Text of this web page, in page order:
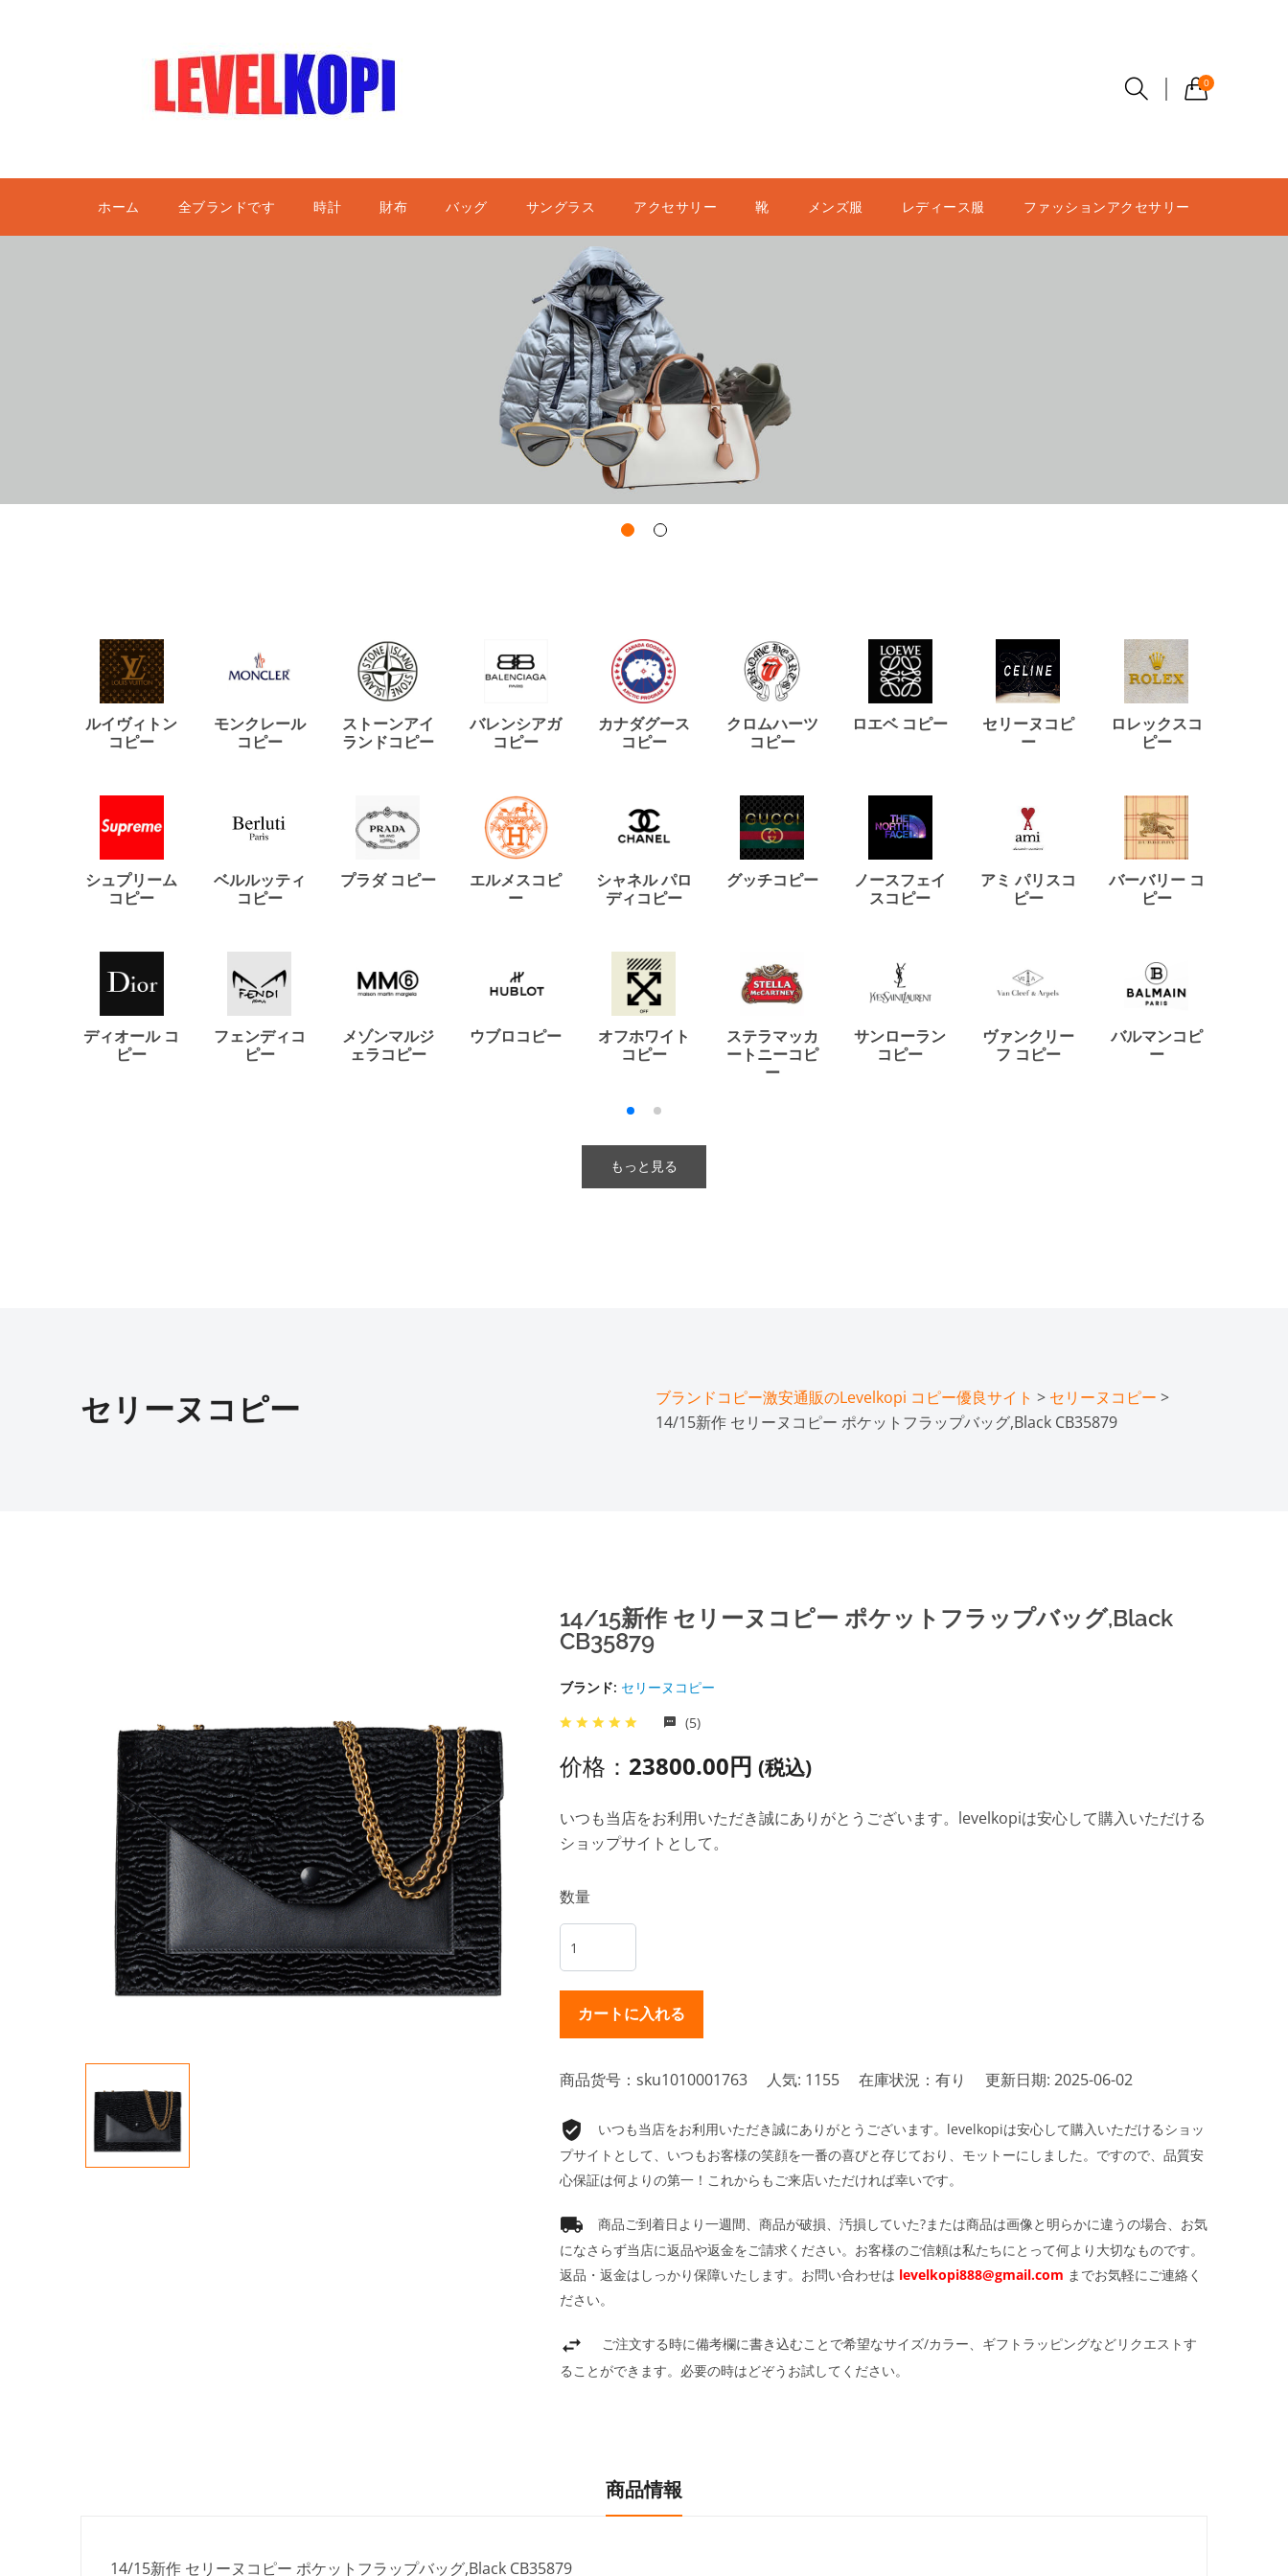
0
ホーム 全ブランドです 時計 財布 バッグ サングラス アクセサリー 靴 メンズ服 レディース服 ファッションアクセサリー
ルイヴィトン
コピー
モンクレール
コピー
ストーンアイ
ランドコピー
バレンシアガ
コピー
カナダグース
コピー
クロムハーツ
コピー
ロエベ コピー
セリーヌコピ
ー
ロレックスコ
ピー
シュプリーム
コピー
ベルルッティ
コピー
プラダ コピー
エルメスコピ
ー
シャネル パロ
ディコピー
グッチコピー
ノースフェイ
スコピー
アミ パリスコ
ピー
バーバリー コ
ピー
ディオール コ
ピー
フェンディコ
ピー
メゾンマルジ
ェラコピー
ウブロコピー
オフホワイト
コピー
ステラマッカ
ートニーコピ
ー
サンローラン
コピー
ヴァンクリー
フ コピー
バルマンコピ
ー
もっと見る
セリーヌコピー ブランドコピー激安通販のLevelkopi コピー優良サイト > セリーヌコピー >
14/15新作 セリーヌコピー ポケットフラップバッグ,Black CB35879
14/15新作 セリーヌコピー ポケットフラップバッグ,Black
CB35879
ブランド: セリーヌコピー
(5)
价格： 23800.00円 (税込)
いつも当店をお利用いただき誠にありがとうございます。levelkopiは安心して購入いただける
ショップサイトとして。
数量
商品货号：sku1010001763 人気: 1155 在庫状況：有り 更新日期: 2025-06-02
いつも当店をお利用いただき誠にありがとうございます。levelkopiは安心して購入いただけるショッ
プサイトとして、いつもお客様の笑顔を一番の喜びと存じており、モットーにしました。ですので、品質安
心保証は何よりの第一！これからもご来店いただければ幸いです。
商品ご到着日より一週間、商品が破損、汚損していた?または商品は画像と明らかに違うの場合、お気
になさらず当店に返品や返金をご請求ください。お客様のご信頼は私たちにとって何より大切なものです。
返品・返金はしっかり保障いたします。お問い合わせは levelkopi888@gmail.com までお気軽にご連絡く
ださい。
ご注文する時に備考欄に書き込むことで希望なサイズ/カラー、ギフトラッピングなどリクエストす
ることができます。必要の時はどぞうお試してください。
商品情報
14/15新作 セリーヌコピー ポケットフラップバッグ,Black CB35879